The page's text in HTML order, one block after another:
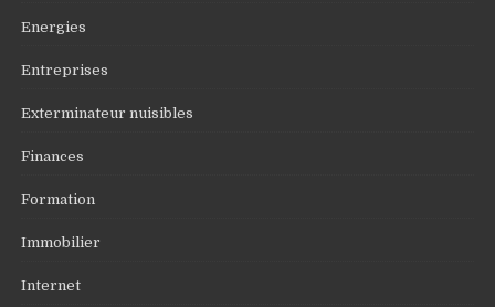
Energies
Entreprises
Exterminateur nuisibles
Finances
Formation
Immobilier
Internet